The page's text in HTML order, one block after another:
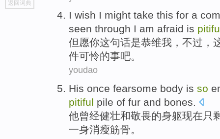
top
返回词典
I wish I might take this for a
seen through I am afraid is
但愿你这句话是恭维我 ， 不过 ，
件可怜的事吧。
youdao
His once fearsome body is so
pitiful pile of fur and bones.
他曾经健壮和敬畏的身躯现在只
一身消瘦筋骨。